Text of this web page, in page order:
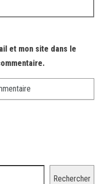
et mon site dans le
Rechercher